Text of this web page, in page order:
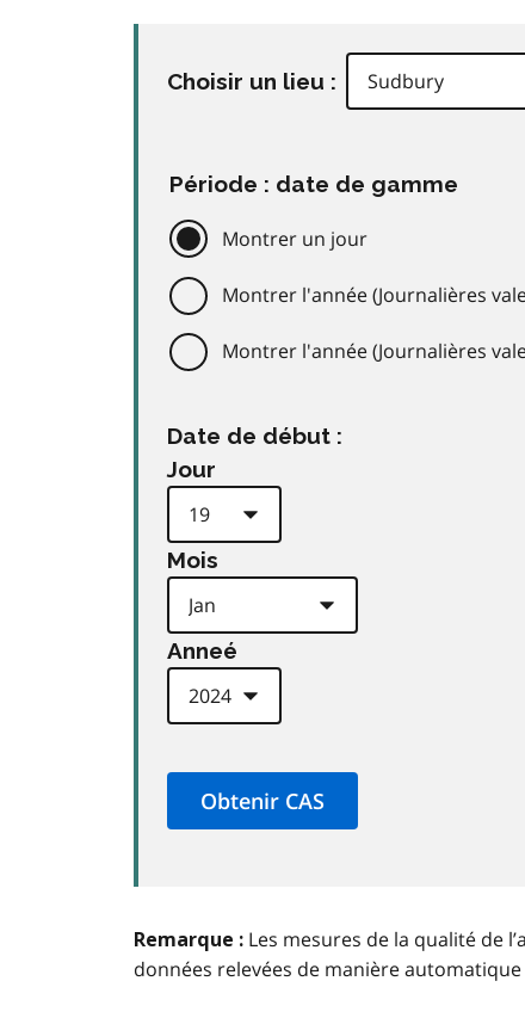
Choisir un lieu :
Période : date de gamme
Montrer un jour
Montrer l'année (Journalières
Montrer l'année (Journalières
Date de début :
Jour
Mois
Anneé
Remarque : Les mesures de la qualité de
données relevées de manière